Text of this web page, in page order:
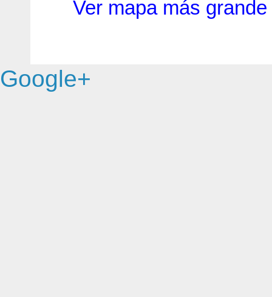
Ver mapa más grande
Google+